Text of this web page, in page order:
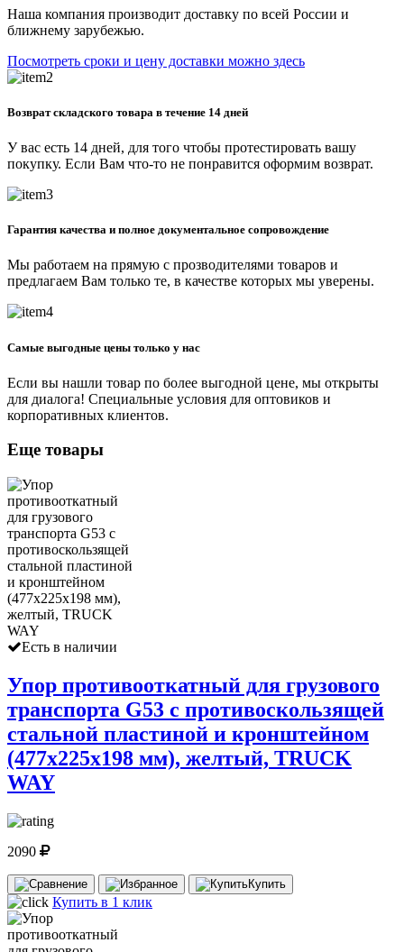
Наша компания производит доставку по всей России и
ближнему зарубежью.
Посмотреть сроки и цену доставки можно здесь
Возврат складского товара в течение 14 дней
У вас есть 14 дней, для того чтобы протестировать вашу
покупку. Если Вам что-то не понравится оформим возврат.
Гарантия качества и полное документальное сопровождение
Мы работаем на прямую с прозводителями товаров и
предлагаем Вам только те, в качестве которых мы уверены.
Самые выгодные цены только у нас
Если вы нашли товар по более выгодной цене, мы открыты
для диалога! Специальные условия для оптовиков и
корпоративных клиентов.
Еще товары
Есть в наличии
Упор противооткатный для грузового
транспорта G53 с противоскользящей
стальной пластиной и кронштейном
(477х225х198 мм), желтый, TRUCK
WAY
2090
Купить
Купить в 1 клик